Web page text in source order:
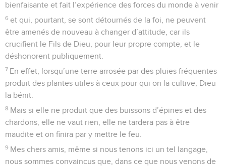
bienfaisante et fait l’expérience des forces du monde à venir
6 et qui, pourtant, se sont détournés de la foi, ne peuvent
être amenés de nouveau à changer d’attitude, car ils
crucifient le Fils de Dieu, pour leur propre compte, et le
déshonorent publiquement.
7 En effet, lorsqu’une terre arrosée par des pluies fréquentes
produit des plantes utiles à ceux pour qui on la cultive, Dieu
la bénit.
8 Mais si elle ne produit que des buissons d’épines et des
chardons, elle ne vaut rien, elle ne tardera pas à être
maudite et on finira par y mettre le feu.
9 Mes chers amis, même si nous tenons ici un tel langage,
nous sommes convaincus que, dans ce que nous venons de